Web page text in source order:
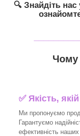
🔍 Знайдіть
Чому
✅Якість,
Ми пропонуємо
Гарантуємо
ефективність наших